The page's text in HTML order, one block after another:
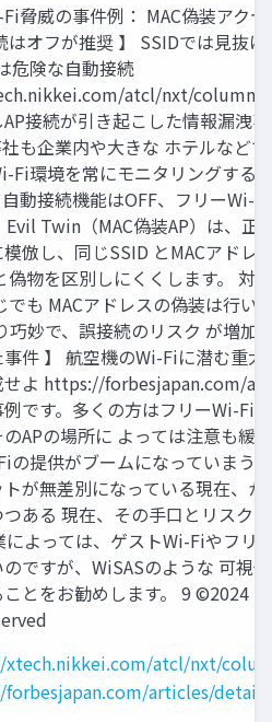
脅威の事件例： MAC偽装アク
はオフが推奨 】 SSIDでは見抜
危険な自動接続
atcl/nxt/column/
接続が引き起こした情報漏洩
も企業内や大きな ホテルなど
Fi環境を常にモニタリングする
動接続機能はOFF、フリーWi-
Evil Twin（MAC偽装AP）は、正
模倣し、同じSSID とMACアドレ
偽物を区別しにくくします。 対
でも MACアドレスの偽装は行い
巧妙で、誤接続のリスク が増加
件 】 航空機のWi-Fiに潜む重
せよ https://forbesjapan.com/
です。多くの方はフリーWi-Fi
APの場所に よっては注意も緩
の提供がブームになっていまう
が無差別になっている現在、
ある 現在、その手口とリスク
によっては、ゲストWi-Fiやフリ
ですが、WiSASのような 可視
ことをお勧めします。 9 ©2024
atcl/nxt/
articles/detail/